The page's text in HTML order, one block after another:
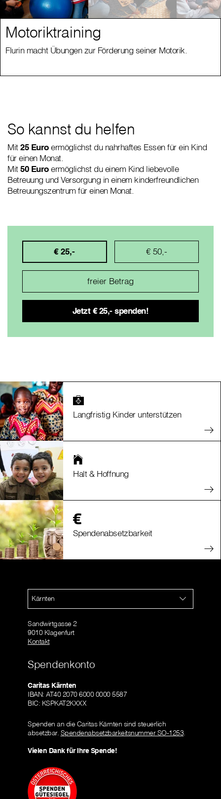
Motoriktraining
Flurin macht Übungen zur Förderung seiner Motorik.
So kannst du helfen
Mit25 Euroermöglichst du nahrhaftes Essen für ein Kind
für einen Monat.
Mit50 Euroermöglichst du einem Kind liebevolle
Betreuung und Versorgung in einem kinderfreundlichen
Betreuungszentrum für einen Monat.
€ 25,- € 50,-
Langfristig Kinder unterstützen
Halt & Hoffnung
Spendenabsetzbarkeit
Kärnten
Sandwirtgasse 2
9010 Klagenfurt
Kontakt
Spendenkonto
Caritas Kärnten
IBAN: AT40 2070 6000 0000 5587
BIC: KSPKAT2KXXX
Spenden an die Caritas Kärnten sind steuerlich
absetzbar. Spendenabsetzbarkeitsnummer SO-1253.
Vielen Dank für Ihre Spende!